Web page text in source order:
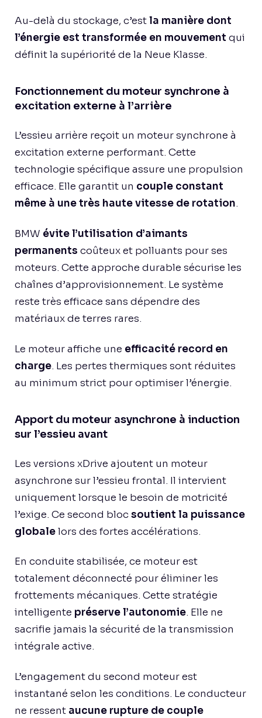
Au-delà du stockage, c’estla manière dont
l’énergie est transformée en mouvement qui
définit la supériorité de la Neue Klasse.
Fonctionnement du moteur synchrone à
excitation externe à l’arrière
L’essieu arrière reçoit un moteur synchrone à
excitation externe performant. Cette
technologie spécifique assure une propulsion
efficace. Elle garantit un couple constant
même à une très haute vitesse de rotation.
BMW évite l’utilisation d’aimants
permanents coûteux et polluants pour ses
moteurs. Cette approche durable sécurise les
chaînes d’approvisionnement. Le système
reste très efficace sans dépendre des
matériaux de terres rares.
Le moteur affiche une efficacité record en
charge. Les pertes thermiques sont réduites
au minimum strict pour optimiser l’énergie.
Apport du moteur asynchrone à induction
sur l’essieu avant
Les versions xDrive ajoutent un moteur
asynchrone sur l’essieu frontal. Il intervient
uniquement lorsque le besoin de motricité
l’exige. Ce second blocsoutient la puissance
globalelors des fortes accélérations.
En conduite stabilisée, ce moteur est
totalement déconnecté pour éliminer les
frottements mécaniques. Cette stratégie
intelligente préserve l’autonomie. Elle ne
sacrifie jamais la sécurité de la transmission
intégrale active.
L’engagement du second moteur est
instantané selon les conditions. Le conducteur
ne ressent aucune rupture de couple